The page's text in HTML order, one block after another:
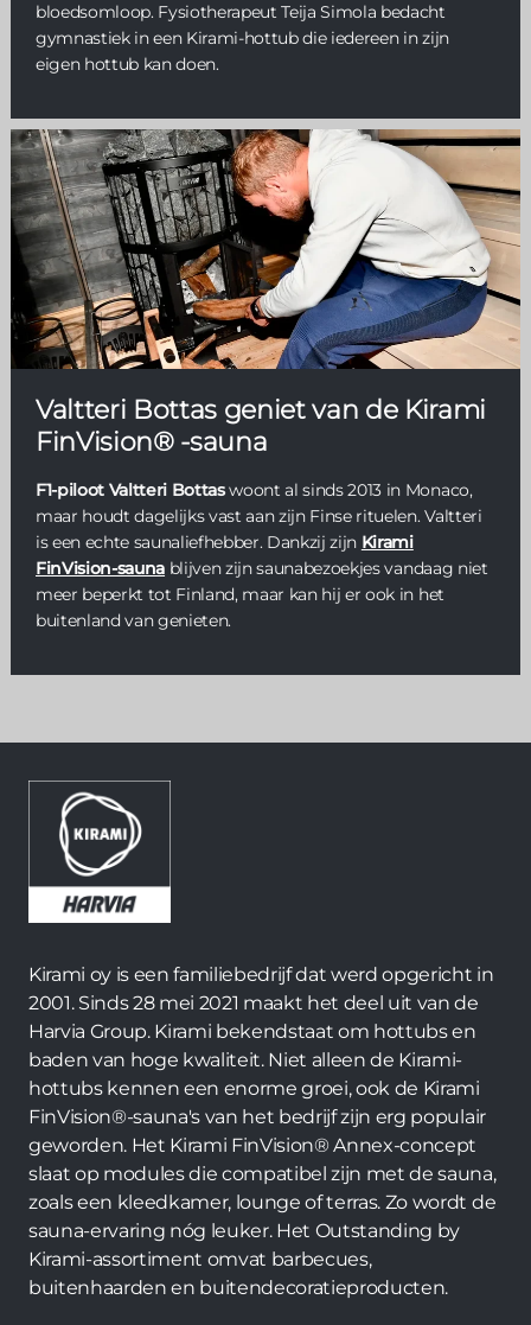
bloedsomloop. Fysiotherapeut Teija Simola bedacht
gymnastiek in een Kirami-hottub die iedereen in zijn
eigen hottub kan doen.
Valtteri Bottas geniet van de Kirami
FinVision® -sauna
F1-piloot Valtteri Bottaswoont al sinds 2013 in Monaco,
maar houdt dagelijks vast aan zijn Finse rituelen. Valtteri
is een echte saunaliefhebber. Dankzij zijn Kirami
FinVision-sauna blijven zijn saunabezoekjes vandaag niet
meer beperkt tot Finland, maar kan hij er ook in het
buitenland van genieten.
Kirami oy is een familiebedrijf dat werd opgericht in
2001. Sinds 28 mei 2021 maakt het deel uit van de
Harvia Group. Kirami bekendstaat om hottubs en
baden van hoge kwaliteit. Niet alleen de Kirami-
hottubs kennen een enorme groei, ook de Kirami
FinVision®-sauna's van het bedrijf zijn erg populair
geworden. Het Kirami FinVision® Annex-concept
slaat op modules die compatibel zijn met de sauna,
zoals een kleedkamer, lounge of terras. Zo wordt de
sauna-ervaring nóg leuker. Het Outstanding by
Kirami-assortiment omvat barbecues,
buitenhaarden en buitendecoratieproducten.